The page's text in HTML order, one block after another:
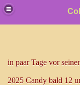
in paar Tage vor
2025 Candy bald 12